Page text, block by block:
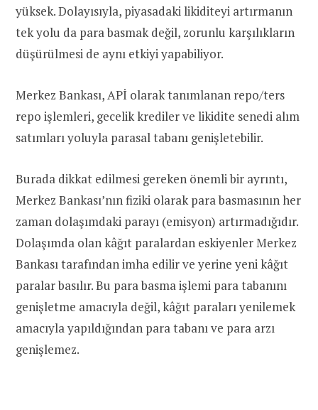
yüksek. Dolayısıyla, piyasadaki likiditeyi artırmanın
tek yolu da para basmak değil, zorunlu karşılıkların
düşürülmesi de aynı etkiyi yapabiliyor.
Merkez Bankası, APİ olarak tanımlanan repo/ters
repo işlemleri, gecelik krediler ve likidite senedi alım
satımları yoluyla parasal tabanı genişletebilir.
Burada dikkat edilmesi gereken önemli bir ayrıntı,
Merkez Bankası’nın fiziki olarak para basmasının her
zaman dolaşımdaki parayı (emisyon) artırmadığıdır.
Dolaşımda olan kâğıt paralardan eskiyenler Merkez
Bankası tarafından imha edilir ve yerine yeni kâğıt
paralar basılır. Bu para basma işlemi para tabanını
genişletme amacıyla değil, kâğıt paraları yenilemek
amacıyla yapıldığından para tabanı ve para arzı
genişlemez.